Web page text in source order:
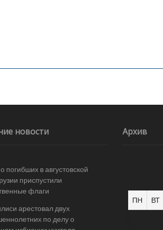
новости
погибших в августовской
приспустили
флаги
арестовал двух
по делу о
Архив
ПН ВТ